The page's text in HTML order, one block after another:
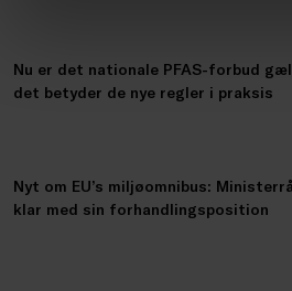
Nu er det nationale PFAS-forbud
det betyder de nye regler i praksis
Nyt om EU’s miljøomnibus:
klar med sin forhandlingsposition